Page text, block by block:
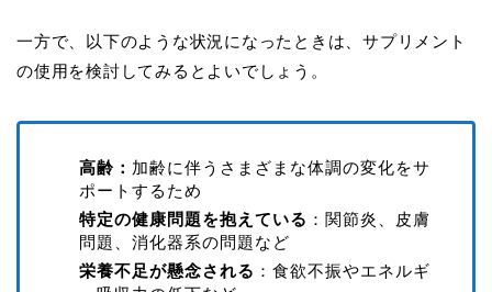
一方で、以下のような状況になったときは、サプリメント
の使用を検討してみるとよいでしょう。
高齢： 加齢に伴うさまざまな体調の変化をサ
ポートするため
特定の健康問題を抱えている ：関節炎、皮膚
問題、消化器系の問題など
栄養不足が懸念される ：食欲不振やエネルギ